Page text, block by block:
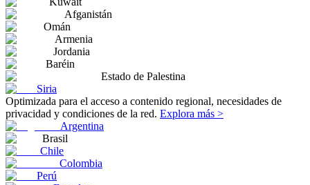
Afganistán
Omán
Armenia
Jordania
Baréin
Estado de Palestina
Siria
Optimizada para el acceso a contenido regional, necesidades de
privacidad y condiciones de la red. Explora más >
Argentina
Brasil
Chile
Colombia
Perú